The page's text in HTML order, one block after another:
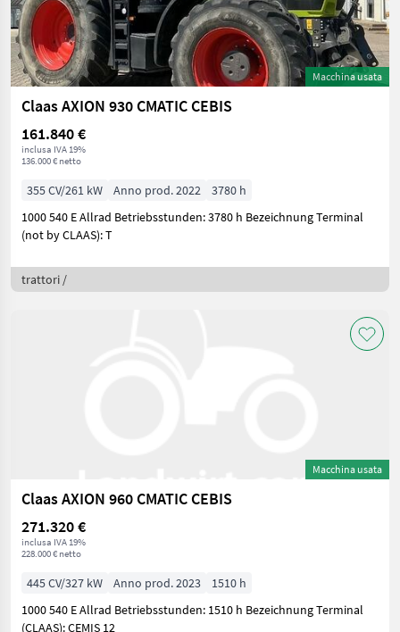
Macchina usata
Claas AXION 930 CMATIC CEBIS
161.840 €
inclusa IVA 19%
136.000 € netto
355 CV/261 kW Anno prod. 2022
3780 h
1000 540 E Allrad Betriebsstunden: 3780 h Bezeichnung Terminal
(not by CLAAS): T
trattori /
Macchina usata
Claas AXION 960 CMATIC CEBIS
271.320 €
inclusa IVA 19%
228.000 € netto
445 CV/327 kW Anno prod. 2023
1510 h
1000 540 E Allrad Betriebsstunden: 1510 h Bezeichnung Terminal
(CLAAS): CEMIS 12